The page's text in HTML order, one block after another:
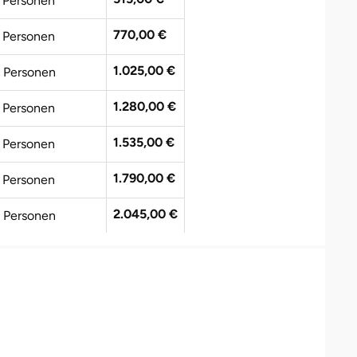
Personen 770,00 €
Personen 1.025,00 €
Personen 1.280,00 €
1.535,00 €
1.790,00 €
Personen 2.045,00 €